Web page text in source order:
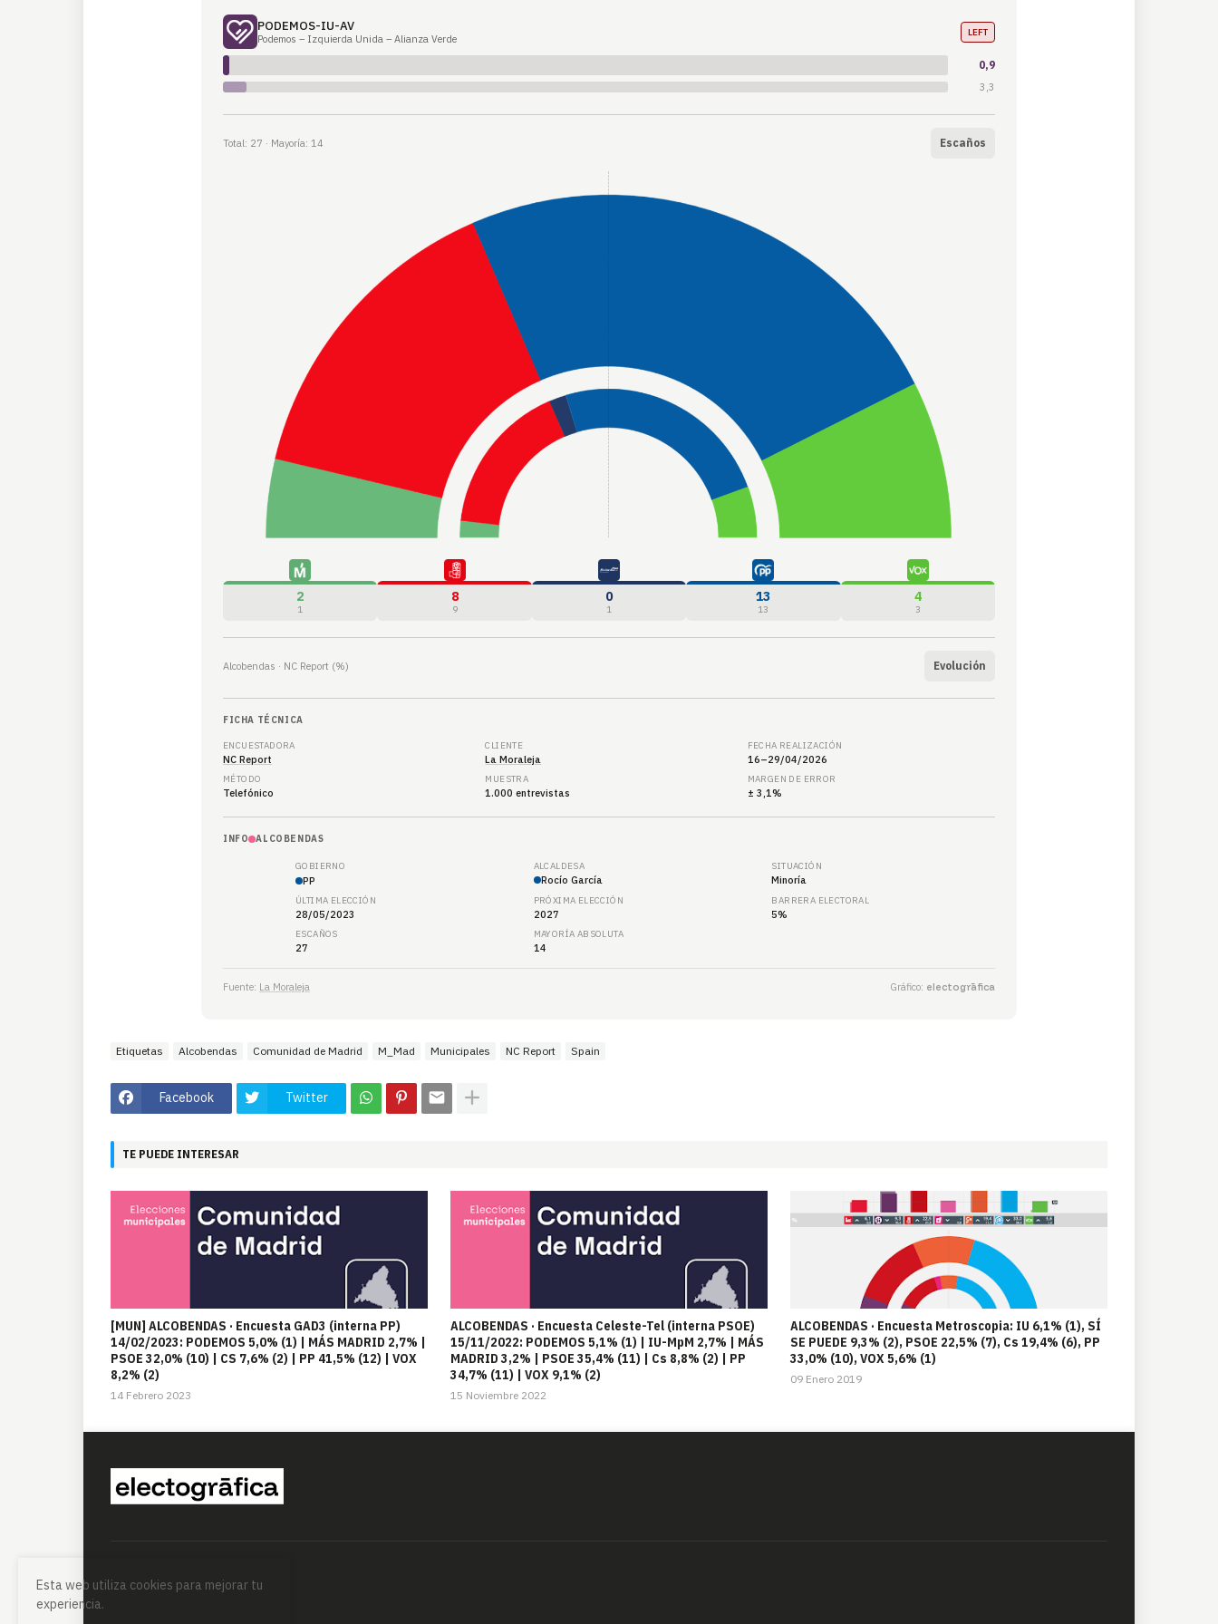
PODEMOS-IU-AV
Podemos – Izquierda Unida – Alianza Verde
LEFT
0,9
3,3
Total: 27 · Mayoría: 14 Escaños
2
1
8
9
0
1
13
13
4
3
Alcobendas · NC Report (%) Evolución
FICHA TÉCNICA
ENCUESTADORA
NC Report
CLIENTE
La Moraleja
FECHA REALIZACIÓN
16–29/04/2026
MÉTODO
Telefónico
MUESTRA
1.000 entrevistas
MARGEN DE ERROR
± 3,1%
INFO ALCOBENDAS
GOBIERNO
PP
ALCALDESA
Rocío García
SITUACIÓN
Minoría
ÚLTIMA ELECCIÓN
28/05/2023
PRÓXIMA ELECCIÓN
2027
BARRERA ELECTORAL
5%
ESCAÑOS
27
MAYORÍA ABSOLUTA
14
Fuente: La Moraleja Gráfico: electogrāfica
Etiquetas Alcobendas Comunidad de Madrid M_Mad Municipales NC Report Spain
Facebook Twitter
TE PUEDE INTERESAR
[MUN] ALCOBENDAS · Encuesta GAD3 (interna PP)
14/02/2023: PODEMOS 5,0% (1) | MÁS MADRID 2,7% |
PSOE 32,0% (10) | CS 7,6% (2) | PP 41,5% (12) | VOX
8,2% (2)
14 Febrero 2023
ALCOBENDAS · Encuesta Celeste-Tel (interna PSOE)
15/11/2022: PODEMOS 5,1% (1) | IU-MpM 2,7% | MÁS
MADRID 3,2% | PSOE 35,4% (11) | Cs 8,8% (2) | PP
34,7% (11) | VOX 9,1% (2)
15 Noviembre 2022
ALCOBENDAS · Encuesta Metroscopia: IU 6,1% (1), SÍ
SE PUEDE 9,3% (2), PSOE 22,5% (7), Cs 19,4% (6), PP
33,0% (10), VOX 5,6% (1)
09 Enero 2019
Esta web utiliza cookies para mejorar tu
experiencia.